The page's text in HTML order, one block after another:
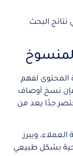
البحث
المحتوى لفهم
فإن نسخ أوصاف
جدًا يعد من
ويبرز
بشكل طبيعي